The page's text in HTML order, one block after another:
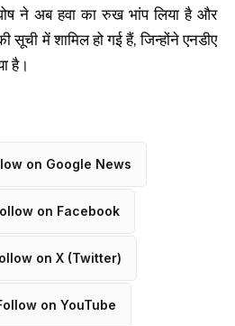
ने अब हवा का रुख भांप लिया है और
सूची में शामिल हो गई हैं, जिन्होंने एनडीए
है।
on Google News
on Facebook
on X (Twitter)
on YouTube